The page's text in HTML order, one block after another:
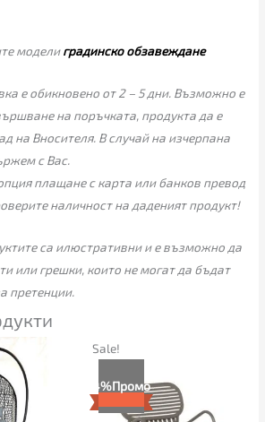
моделиградинско обзавеждане
е обикновено от 2 – 5 дни. Възможно е
на поръчката, продукта да е
на Вносителя. В случай на изчерпана
с Вас.
плащане с карта или банков превод
наличност на даденият продукт!
са илюстративни и е възможно да
или грешки, които не могат да бъдат
претенции.
Sale!
4%Промо
лв.).
95.00€
(185.80
лв.).